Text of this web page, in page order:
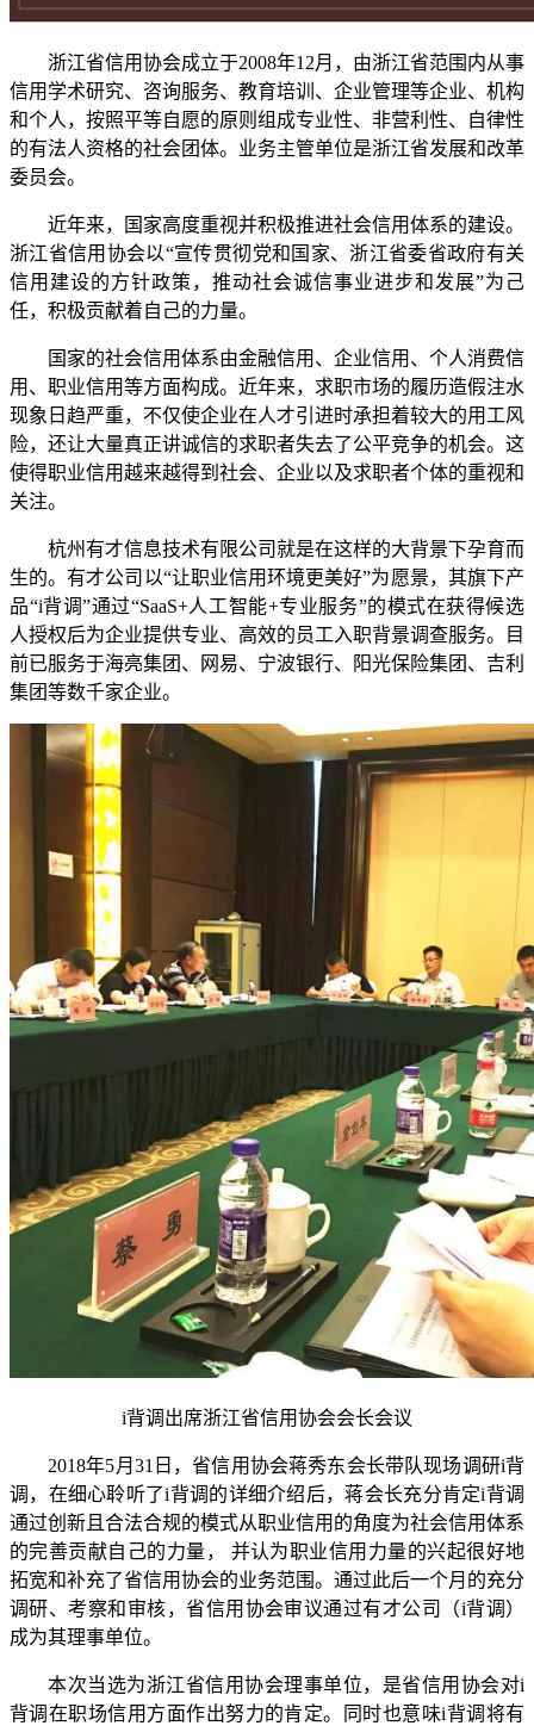
浙江省信用协会成立于2008年12月，由浙江省范围内从事
信用学术研究、咨询服务、教育培训、企业管理等企业、机构
和个人，按照平等自愿的原则组成专业性、非营利性、自律性
的有法人资格的社会团体。业务主管单位是浙江省发展和改革
委员会。
近年来，国家高度重视并积极推进社会信用体系的建设。
浙江省信用协会以“宣传贯彻党和国家、浙江省委省政府有关
信用建设的方针政策，推动社会诚信事业进步和发展”为己
任，积极贡献着自己的力量。
国家的社会信用体系由金融信用、企业信用、个人消费信
用、职业信用等方面构成。近年来，求职市场的履历造假注水
现象日趋严重，不仅使企业在人才引进时承担着较大的用工风
险，还让大量真正讲诚信的求职者失去了公平竞争的机会。这
使得职业信用越来越得到社会、企业以及求职者个体的重视和
关注。
杭州有才信息技术有限公司就是在这样的大背景下孕育而
生的。有才公司以“让职业信用环境更美好”为愿景，其旗下产
品“i背调”通过“SaaS+人工智能+专业服务”的模式在获得候选
人授权后为企业提供专业、高效的员工入职背景调查服务。目
前已服务于海亮集团、网易、宁波银行、阳光保险集团、吉利
集团等数千家企业。
i背调出席浙江省信用协会会长会议
2018年5月31日，省信用协会蒋秀东会长带队现场调研i背
调，在细心聆听了i背调的详细介绍后，蒋会长充分肯定i背调
通过创新且合法合规的模式从职业信用的角度为社会信用体系
的完善贡献自己的力量， 并认为职业信用力量的兴起很好地
拓宽和补充了省信用协会的业务范围。通过此后一个月的充分
调研、考察和审核，省信用协会审议通过有才公司（i背调）
成为其理事单位。
本次当选为浙江省信用协会理事单位，是省信用协会对i
背调在职场信用方面作出努力的肯定。同时也意味i背调将有